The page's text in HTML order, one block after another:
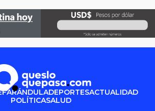
FARÁNDULADEPORTESACTUALIDAD
POLÍTICASALUD